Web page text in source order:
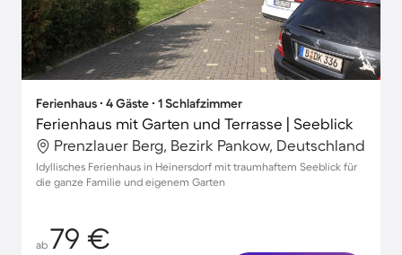
Ferienhaus ∙ 4 Gäste ∙ 1 Schlafzimmer
Ferienhaus mit Garten und Terrasse | Seeblick
Prenzlauer Berg, Bezirk Pankow, Deutschland
Idyllisches Ferienhaus in Heinersdorf mit traumhaftem Seeblick für
die ganze Familie und eigenem Garten
ab 79 €